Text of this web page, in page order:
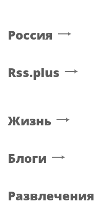
Россия
Rss.plus
Жизнь
Блоги
Развлечения